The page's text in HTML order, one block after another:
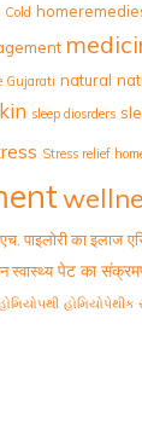
Cold
Gujarati natural
sleep diosrders
Stress relief
एच. पाइलोरी का इलाज
स्वास्थ्य पेट का
હોમિયોપેથીક